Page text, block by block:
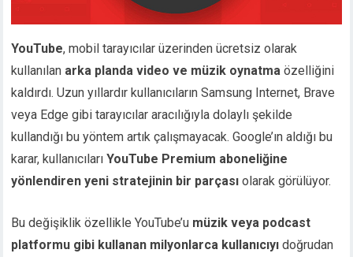
YouTube, mobil tarayıcılar üzerinden ücretsiz olarak
kullanılan arka planda video ve müzik oynatma özelliğini
kaldırdı. Uzun yıllardır kullanıcıların Samsung Internet, Brave
veya Edge gibi tarayıcılar aracılığıyla dolaylı şekilde
kullandığı bu yöntem artık çalışmayacak. Google’ın aldığı bu
karar, kullanıcılarıYouTube Premium aboneliğine
yönlendiren yeni stratejinin bir parçası olarak görülüyor.
Bu değişiklik özellikle YouTube’u müzik veya podcast
platformu gibi kullanan milyonlarca kullanıcıyı doğrudan